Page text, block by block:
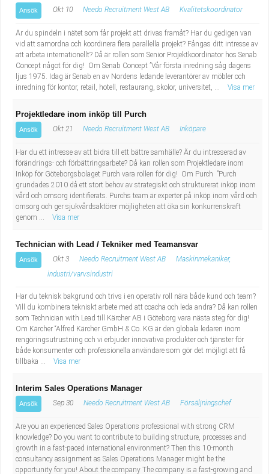
Ansök Okt 10 Needo Recruitment West AB Kvalitetskoordinator
Är du spindeln i nätet som får projekt att drivas framåt? Har du gedigen van
vid att samordna och koordinera flera parallella projekt? Fångas ditt intresse av
att arbeta internationellt? Då är rollen som Senior Projektkoordinator hos Senab
Concept något för dig! Om Senab Concept ”Vår första inredning såg dagens
ljus 1975. Idag är Senab en av Nordens ledande leverantörer av möbler och
inredning för kontor, retail, hotell, restaurang, skolor, universitet, ...
Visa mer
Projektledare inom inköp till Purch
Ansök Okt 21 Needo Recruitment West AB Inköpare
Har du ett intresse av att bidra till ett bättre samhälle? Är du intresserad av
förändrings- och förbättringsarbete? Då kan rollen som Projektledare inom
Inköp för Göteborgsbolaget Purch vara rollen för dig! Om Purch ”Purch
grundades 2010 då ett stort behov av strategiskt och strukturerat inköp inom
vård och omsorg identifierats. Purchs team är experter på inköp inom vård och
omsorg och ger sjukvårdsaktörer möjligheten att öka sin konkurrenskraft
genom ...
Visa mer
Technician with Lead / Tekniker med Teamansvar
Ansök Okt 3 Needo Recruitment West AB
Maskinmekaniker,
industri/varvsindustri
Har du teknisk bakgrund och trivs i en operativ roll nära både kund och team?
Vill du kombinera tekniskt arbete med att coacha och leda andra? Då kan rollen
som Technician with Lead till Kärcher AB i Göteborg vara nästa steg för dig!
Om Kärcher “Alfred Kärcher GmbH & Co. KG är den globala ledaren inom
rengöringsutrustning och vi erbjuder innovativa produkter och tjänster för
både konsumenter och professionella användare som gör det möjligt att få
tillbaka ...
Visa mer
Interim Sales Operations Manager
Ansök Sep 30 Needo Recruitment West AB Försäljningschef
Are you an experienced Sales Operations professional with strong CRM
knowledge? Do you want to contribute to building structure, processes and
growth in a fast-paced international environment? Then this 10-month
consultancy assignment as Sales Operations Manager might be the
opportunity for you! About the company The company is a fast-growing and